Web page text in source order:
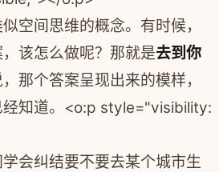
空间思维的概念。有时候，
该怎么做呢？那就是去到你
那个答案呈现出来的模样，
知道。 <o:p style="visibility:
会纠结要不要去某个城市生